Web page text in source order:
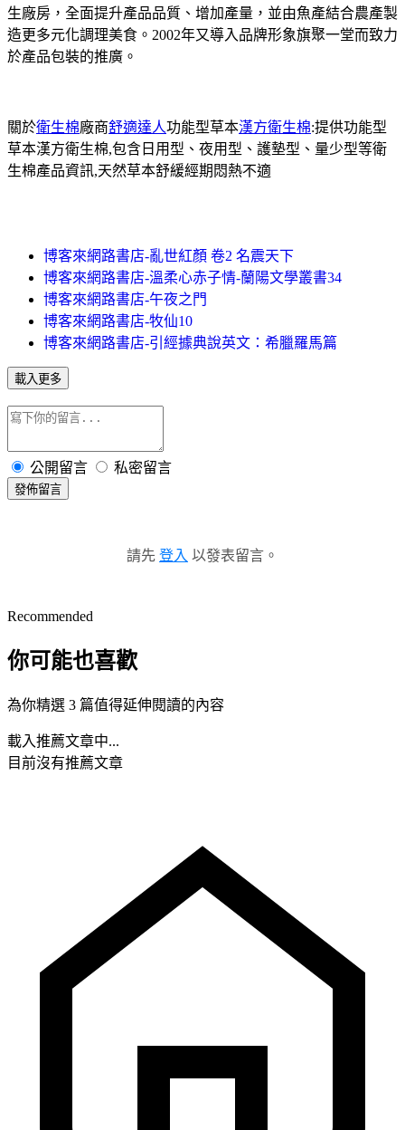
生廠房，全面提升產品品質、增加產量，並由魚產結合農產製
造更多元化調理美食。2002年又導入品牌形象旗聚一堂而致力
於產品包裝的推廣。
關於衛生棉廠商舒適達人功能型草本漢方衛生棉:提供功能型
草本漢方衛生棉,包含日用型、夜用型、護墊型、量少型等衛
生棉產品資訊,天然草本舒緩經期悶熱不適
博客來網路書店-亂世紅顏 卷2 名震天下
博客來網路書店-溫柔心赤子情-蘭陽文學叢書34
博客來網路書店-午夜之門
博客來網路書店-牧仙10
博客來網路書店-引經據典說英文：希臘羅馬篇
載入更多
公開留言 私密留言
發佈留言
請先 登入 以發表留言。
Recommended
你可能也喜歡
為你精選 3 篇值得延伸閱讀的內容
載入推薦文章中...
目前沒有推薦文章